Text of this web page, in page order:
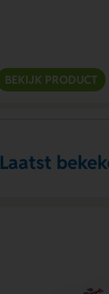
BEKIJK PRODUCT
Laatst